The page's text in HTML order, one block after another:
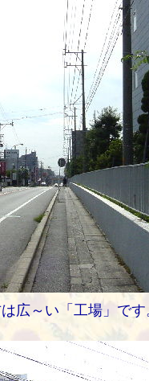
広～い「工場」です